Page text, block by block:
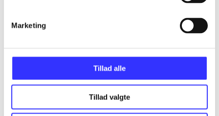
Marketing
Tillad alle
Tillad valgte
...